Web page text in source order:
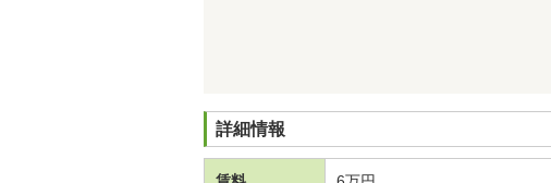
詳細情報